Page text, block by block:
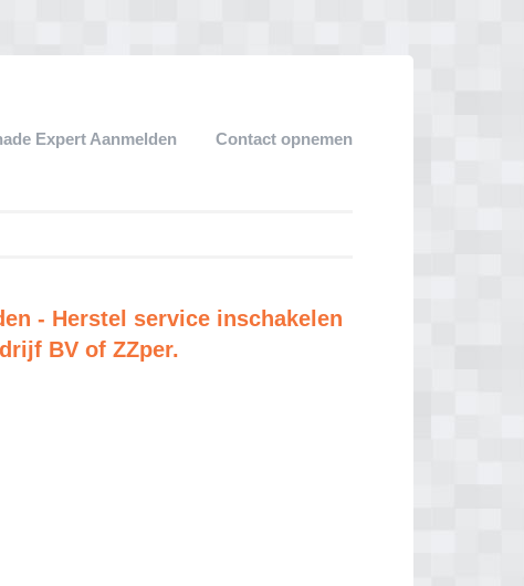
Expert Aanmelden Contact opnemen
- Herstel service inschakelen
BV of ZZper.